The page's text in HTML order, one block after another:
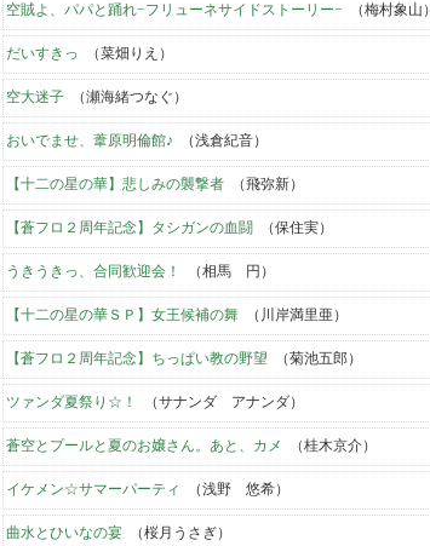
空賊よ、パパと踊れ−フリューネサイドストーリー− （梅村象山）
だいすきっ （菜畑りえ）
空大迷子 （瀬海緒つなぐ）
おいでませ、葦原明倫館♪ （浅倉紀音）
【十二の星の華】悲しみの襲撃者 （飛弥新）
【蒼フロ２周年記念】タシガンの血闘 （保住実）
うきうきっ、合同歓迎会！ （相馬 円）
【十二の星の華ＳＰ】女王候補の舞 （川岸満里亜）
【蒼フロ２周年記念】ちっぱい教の野望 （菊池五郎）
ツァンダ夏祭り☆！ （サナンダ アナンダ）
蒼空とプールと夏のお嬢さん。あと、カメ （桂木京介）
イケメン☆サマーパーティ （浅野 悠希）
曲水とひいなの宴 （桜月うさぎ）